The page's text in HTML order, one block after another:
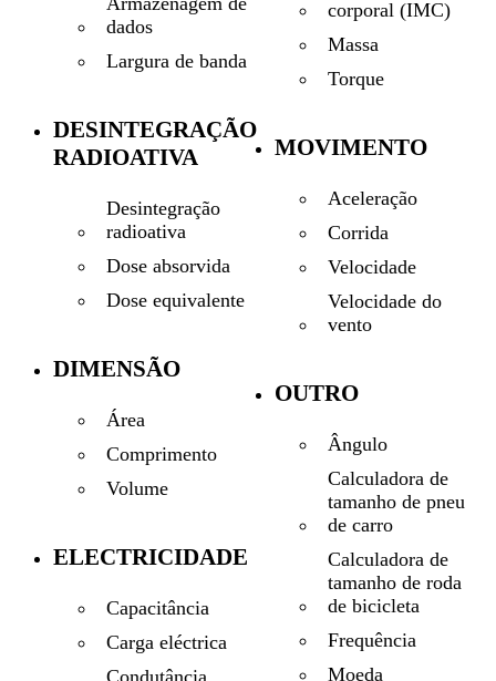
dados
Largura de banda
DESINTEGRAÇÃO
RADIOATIVA
Desintegração
radioativa
Dose absorvida
Dose equivalente
DIMENSÃO
Área
Comprimento
Volume
ELECTRICIDADE
Capacitância
Carga eléctrica
corporal (IMC)
Massa
Torque
MOVIMENTO
Aceleração
Corrida
Velocidade
Velocidade do
vento
OUTRO
Ângulo
Calculadora de
tamanho de pneu
de carro
Calculadora de
tamanho de roda
de bicicleta
Frequência
Moeda